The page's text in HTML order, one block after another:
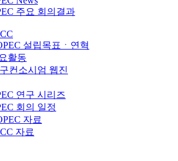
주요 회의결과
설립목표ㆍ연혁
활동
컨소시엄 웹진
연구 시리즈
회의 일정
자료
자료